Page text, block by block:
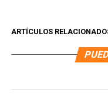
ARTÍCULOS